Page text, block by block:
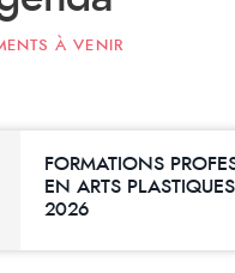
À VENIR
FORMATIONS
EN ARTS
2026